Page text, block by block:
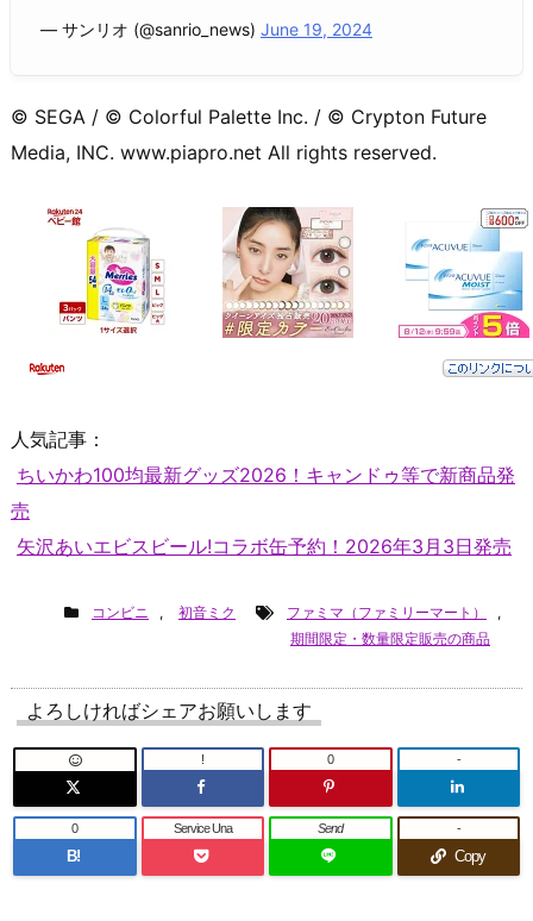
— サンリオ (@sanrio_news) June 19, 2024
© SEGA / © Colorful Palette Inc. / © Crypton Future
Media, INC. www.piapro.net All rights reserved.
人気記事：
ちいかわ100均最新グッズ2026！キャンドゥ等で新商品発
売
矢沢あいエビスビール!コラボ缶予約！2026年3月3日発売
コンビニ , 初音ミク ファミマ（ファミリーマート）
,
期間限定・数量限定販売の商品
よろしければシェアお願いします
! 0 -
B!
0 Service Una Send
Copy
-